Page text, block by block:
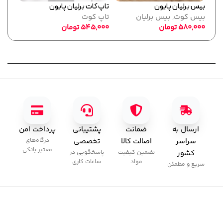
بیس برلیان پایون
بیس کوت, بیس برلیان
580,000تومان
تاپ کات برلیان پایون
تاپ کوت
545,000تومان
ارسال به
سراسر
کشور
سریع و مطمئن
ضمانت
اصالت کالا
تضمین کیفیت
مواد
پشتیبانی
تخصصی
پاسخگویی در
ساعات کاری
پرداخت امن
درگاه‌های
معتبر بانکی